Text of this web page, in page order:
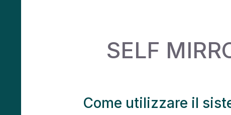
SELF
Come utilizzare il